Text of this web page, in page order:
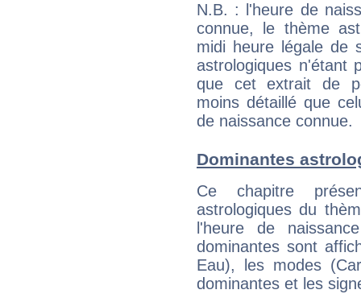
N.B. : l'heure de
connue, le thème
midi heure légale de
astrologiques n'étant
que cet extrait de
moins détaillé que
de naissance connue.
Dominantes
Ce chapitre
astrologiques du
l'heure de
dominantes sont
Eau), les modes
dominantes et les